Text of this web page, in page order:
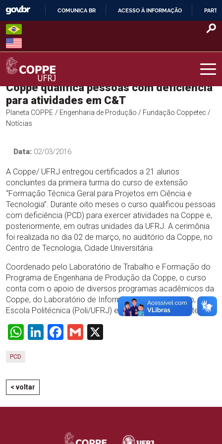
Skip
content
O
COMUNICA BR ACESSO À INFORMAÇÃO
COPPE – UFRJ
Coppe qualifica pessoas com deficiência
para atividades em C&T
Planeta COPPE / Engenharia de Produção / Fundação Coppetec /
Notícias
Data: 02/03/2016
A Coppe/ UFRJ entregou certificados a 21 alunos
concluintes da primeira turma do curso de extensão
“Formação Técnica Geral para Projetos em Ciência e
Tecnologia”. Durante oito meses o curso qualificou pessoas
com deficiência (PCD) para exercer atividades na Coppe e,
posteriormente, em outras unidades da UFRJ. A cerimônia
foi realizada no dia 02 de março, no auditório da Coppe, no
Centro de Tecnologia, Cidade Universitária.
Coordenado pelo Laboratório de Trabalho e Formação do
Programa de Engenharia de Produção da Coppe, o curso
conta com o apoio de diversos programas acadêmicos da
Coppe, do Laboratório de Informática para Educação, da
Escola Politécnica (Poli/UFRJ) e da Fundação Coppetec.
WhatsApp
LinkedIn
Facebook
Gmail
PCD
< voltar